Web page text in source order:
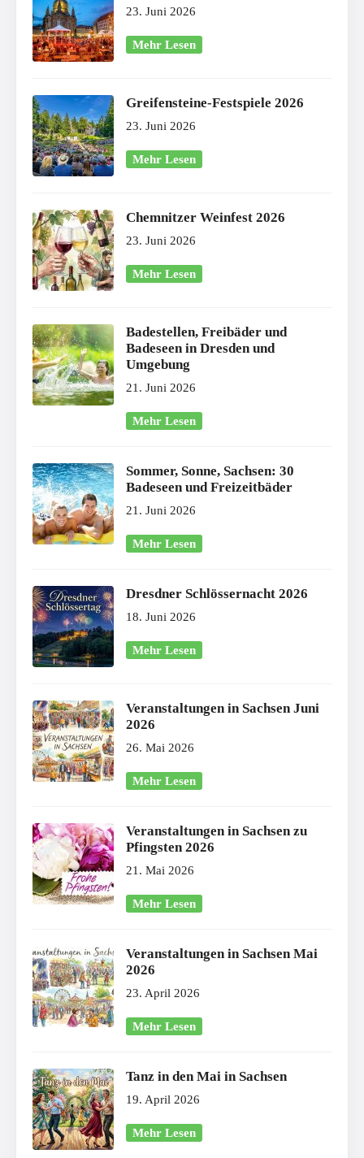
23. Juni 2026
Mehr Lesen
Greifensteine-Festspiele 2026
23. Juni 2026
Mehr Lesen
Chemnitzer Weinfest 2026
23. Juni 2026
Mehr Lesen
Badestellen, Freibäder und
Badeseen in Dresden und
Umgebung
21. Juni 2026
Mehr Lesen
Sommer, Sonne, Sachsen: 30
Badeseen und Freizeitbäder
21. Juni 2026
Mehr Lesen
Dresdner Schlössernacht 2026
18. Juni 2026
Mehr Lesen
Veranstaltungen in Sachsen Juni
2026
26. Mai 2026
Mehr Lesen
Veranstaltungen in Sachsen zu
Pfingsten 2026
21. Mai 2026
Mehr Lesen
Veranstaltungen in Sachsen Mai
2026
23. April 2026
Mehr Lesen
Tanz in den Mai in Sachsen
19. April 2026
Mehr Lesen